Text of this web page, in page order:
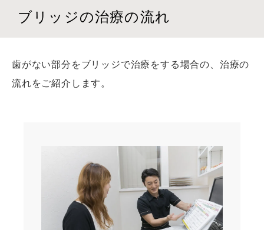
ブリッジの治療の流れ
歯がない部分をブリッジで治療をする場合の、治療の
流れをご紹介します。